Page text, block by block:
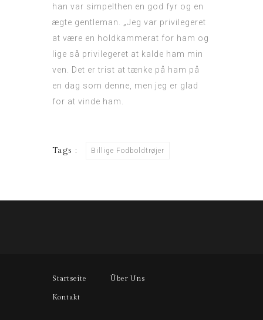
han var simpelthen en god fyr og en
ægte gentleman. „Jeg var privilegeret
at være en holdkammerat for ham og
lige så privilegeret at kalde ham min
ven. Det er trist at tænke på ham på
en dag som denne, men jeg er glad
for at vinde ham.
Tags : Billige Fodboldtrøjer
Startseite Über Uns
Kontakt